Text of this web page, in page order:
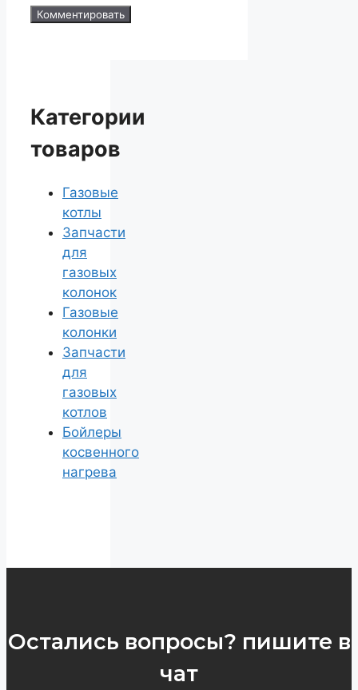
Категории
товаров
Газовые
котлы
Запчасти
для
газовых
колонок
Газовые
колонки
Запчасти
для
газовых
котлов
Бойлеры
косвенного
нагрева
Остались вопросы? пишите в
чат